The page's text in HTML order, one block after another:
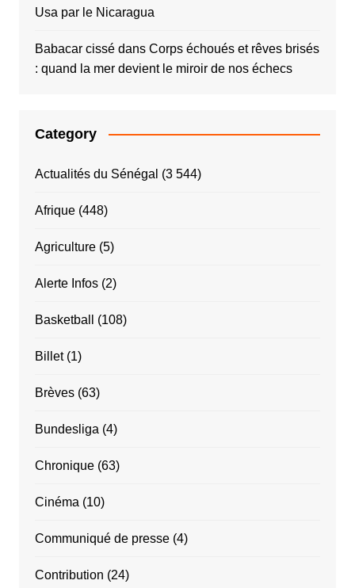
Usa par le Nicaragua
Babacar cissédans Corps échoués et rêves brisés
: quand la mer devient le miroir de nos échecs
Category
Actualités du Sénégal (3 544)
Afrique(448)
Agriculture(5)
Alerte Infos(2)
Basketball (108)
Billet(1)
Brèves(63)
Bundesliga (4)
Chronique(63)
Cinéma (10)
Communiqué de presse(4)
Contribution (24)